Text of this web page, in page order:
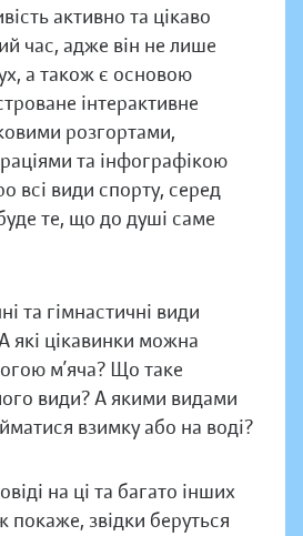
активно та цікаво
час, адже він не лише
а також є основою
інтерактивне
розгортами,
та інфографікою
всі види спорту, серед
те, що до душі саме
та гімнастичні види
які цікавинки можна
м’яча? Що таке
види? А якими видами
взимку або на воді?
на ці та багато інших
покаже, звідки беруться